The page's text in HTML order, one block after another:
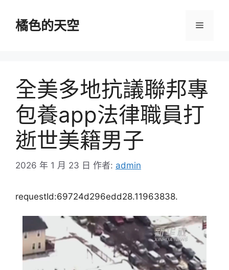
橘色的天空 選
全美多地抗議聯邦專
包養app法律職員打
逝世美籍男子
2026 年 1 月 23 日 作者: admin
requestId:69724d296edd28.11963838.